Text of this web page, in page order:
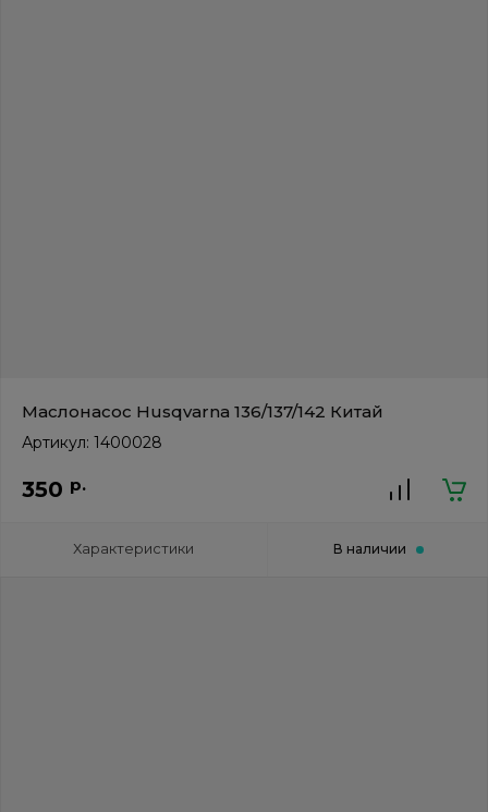
Маслонасос Husqvarna 136/137/142 Китай
Артикул: 1400028
350 р.
Характеристики В наличии